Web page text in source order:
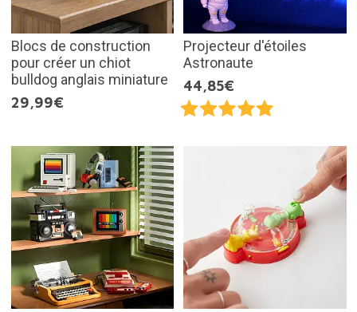
Blocs de construction
pour créer un chiot
bulldog anglais miniature
29,99€
Projecteur d'étoiles
Astronaute
44,85€